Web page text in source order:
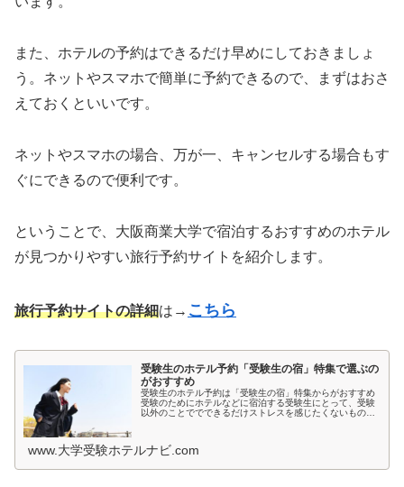
また、ホテルの予約はできるだけ早めにしておきましょ
う。ネットやスマホで簡単に予約できるので、まずはおさ
えておくといいです。
ネットやスマホの場合、万が一、キャンセルする場合もす
ぐにできるので便利です。
ということで、大阪商業大学で宿泊するおすすめのホテル
が見つかりやすい旅行予約サイトを紹介します。
旅行予約サイトの詳細は→ こちら
受験生のホテル予約「受験生の宿」特集で選ぶの
がおすすめ
受験生のホテル予約は「受験生の宿」特集からがおすすめ
受験のためにホテルなどに宿泊する受験生にとって、受験
以外のことででできるだけストレスを感じたくないもので
www.大学受験ホテルナビ.com